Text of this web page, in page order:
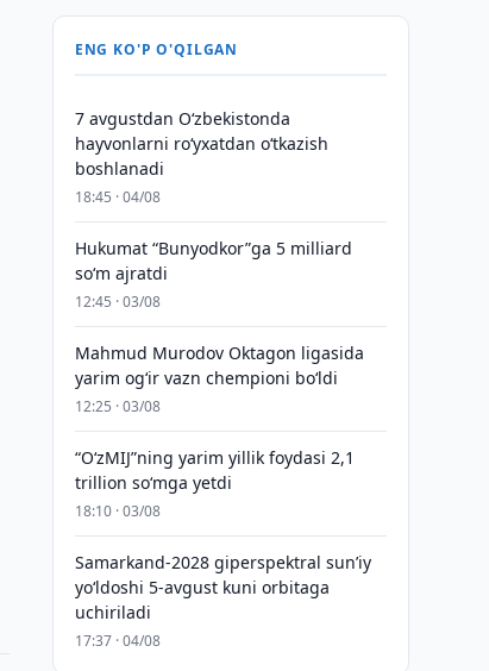
ENG KO'P O'QILGAN
7 avgustdan O‘zbekistonda
hayvonlarni ro‘yxatdan o‘tkazish
boshlanadi
18:45 · 04/08
Hukumat “Bunyodkor”ga 5 milliard
so‘m ajratdi
12:45 · 03/08
Mahmud Murodov Oktagon ligasida
yarim og‘ir vazn chempioni bo‘ldi
12:25 · 03/08
“O‘zMIJ”ning yarim yillik foydasi 2,1
trillion so‘mga yetdi
18:10 · 03/08
Samarkand-2028 giperspektral sun’iy
yo‘ldoshi 5-avgust kuni orbitaga
uchiriladi
17:37 · 04/08